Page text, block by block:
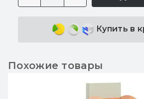
Купить в
Похожие товары